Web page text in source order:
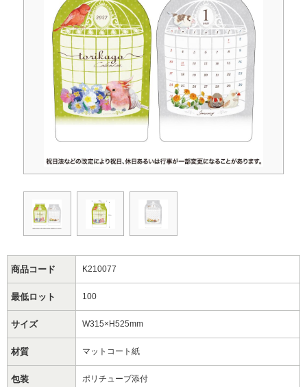
商品コード K210077
最低ロット 100
サイズ W315×H525mm
材質 マットコート紙
包装 ポリチューブ添付